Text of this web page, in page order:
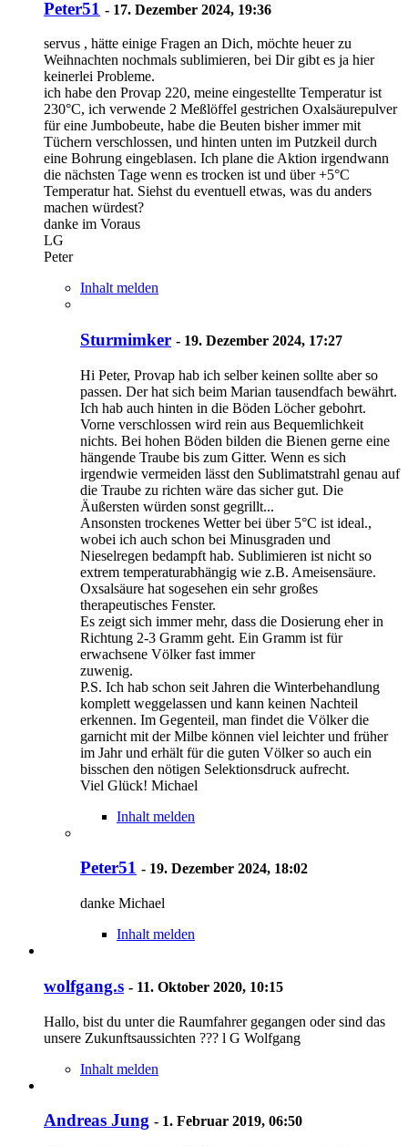
Peter51 - 17. Dezember 2024, 19:36
servus , hätte einige Fragen an Dich, möchte heuer zu
Weihnachten nochmals sublimieren, bei Dir gibt es ja hier
keinerlei Probleme.
ich habe den Provap 220, meine eingestellte Temperatur ist
230°C, ich verwende 2 Meßlöffel gestrichen Oxalsäurepulver
für eine Jumbobeute, habe die Beuten bisher immer mit
Tüchern verschlossen, und hinten unten im Putzkeil durch
eine Bohrung eingeblasen. Ich plane die Aktion irgendwann
die nächsten Tage wenn es trocken ist und über +5°C
Temperatur hat. Siehst du eventuell etwas, was du anders
machen würdest?
danke im Voraus
LG
Peter
Inhalt melden
Sturmimker - 19. Dezember 2024, 17:27
Hi Peter, Provap hab ich selber keinen sollte aber so
passen. Der hat sich beim Marian tausendfach bewährt.
Ich hab auch hinten in die Böden Löcher gebohrt.
Vorne verschlossen wird rein aus Bequemlichkeit
nichts. Bei hohen Böden bilden die Bienen gerne eine
hängende Traube bis zum Gitter. Wenn es sich
irgendwie vermeiden lässt den Sublimatstrahl genau auf
die Traube zu richten wäre das sicher gut. Die
Äußersten würden sonst gegrillt...
Ansonsten trockenes Wetter bei über 5°C ist ideal.,
wobei ich auch schon bei Minusgraden und
Nieselregen bedampft hab. Sublimieren ist nicht so
extrem temperaturabhängig wie z.B. Ameisensäure.
Oxsalsäure hat sogesehen ein sehr großes
therapeutisches Fenster.
Es zeigt sich immer mehr, dass die Dosierung eher in
Richtung 2-3 Gramm geht. Ein Gramm ist für
erwachsene Völker fast immer
zuwenig.
P.S. Ich hab schon seit Jahren die Winterbehandlung
komplett weggelassen und kann keinen Nachteil
erkennen. Im Gegenteil, man findet die Völker die
garnicht mit der Milbe können viel leichter und früher
im Jahr und erhält für die guten Völker so auch ein
bisschen den nötigen Selektionsdruck aufrecht.
Viel Glück! Michael
Inhalt melden
Peter51 - 19. Dezember 2024, 18:02
danke Michael
Inhalt melden
wolfgang.s - 11. Oktober 2020, 10:15
Hallo, bist du unter die Raumfahrer gegangen oder sind das
unsere Zukunftsaussichten ??? l G Wolfgang
Inhalt melden
Andreas Jung - 1. Februar 2019, 06:50